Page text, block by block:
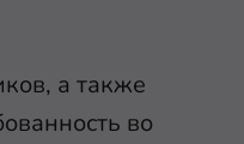
а также
во